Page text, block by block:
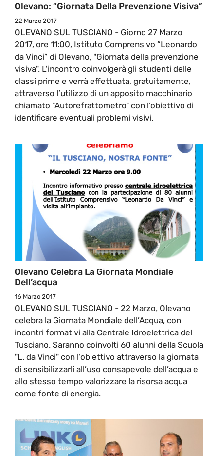
Olevano: “Giornata Della Prevenzione Visiva”
22 Marzo 2017
OLEVANO SUL TUSCIANO - Giorno 27 Marzo
2017, ore 11:00, Istituto Comprensivo “Leonardo
da Vinci” di Olevano, "Giornata della prevenzione
visiva". L'incontro coinvolgerà gli studenti delle
classi prime e verrà effettuata, gratuitamente,
attraverso l’utilizzo di un apposito macchinario
chiamato "Autorefrattometro" con l’obiettivo di
identificare eventuali problemi visivi.
Olevano Celebra La Giornata Mondiale
Dell’acqua
16 Marzo 2017
OLEVANO SUL TUSCIANO - 22 Marzo, Olevano
celebra la Giornata Mondiale dell’Acqua, con
incontri formativi alla Centrale Idroelettrica del
Tusciano. Saranno coinvolti 60 alunni della Scuola
"L. da Vinci" con l’obiettivo attraverso la giornata
di sensibilizzarli all’uso consapevole dell’acqua e
allo stesso tempo valorizzare la risorsa acqua
come fonte di energia.